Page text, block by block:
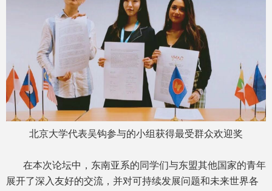
北京大学代表吴钩参与的小组获得最受群众欢迎奖
在本次论坛中，东南亚系的同学们与东盟其他国家的青年
展开了深入友好的交流，并对可持续发展问题和未来世界各